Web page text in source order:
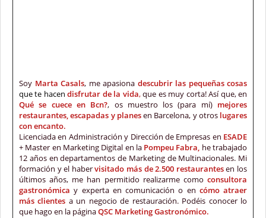
Soy Marta Casals, me apasiona descubrir las pequeñas cosas
que te hacen disfrutar de la vida,que es muy corta! Así que, en
Qué se cuece en Bcn?, os muestro los (para mí) mejores
restaurantes, escapadas y planesen Barcelona, y otros lugares
con encanto.
Licenciada en Administración y Dirección de Empresas en ESADE
+ Master en Marketing Digital en la Pompeu Fabra, he trabajado
12 años en departamentos de Marketing de Multinacionales. Mi
formación y el habervisitado más de 2.500 restaurantes en los
últimos años, me han permitido realizarme como consultora
gastronómicay experta en comunicación o en cómo atraer
más clientes a un negocio de restauración. Podéis conocer lo
que hago en la páginaQSC Marketing Gastronómico.